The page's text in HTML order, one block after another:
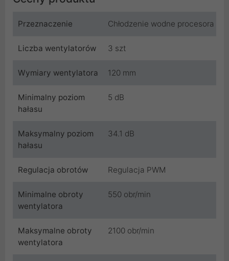
Przeznaczenie Chłodzenie wodne procesora
Liczba wentylatorów 3 szt
Wymiary wentylatora 120 mm
Minimalny poziom
hałasu
5 dB
Maksymalny poziom
hałasu
34.1 dB
Regulacja obrotów Regulacja PWM
Minimalne obroty
wentylatora
550 obr/min
Maksymalne obroty
wentylatora
2100 obr/min